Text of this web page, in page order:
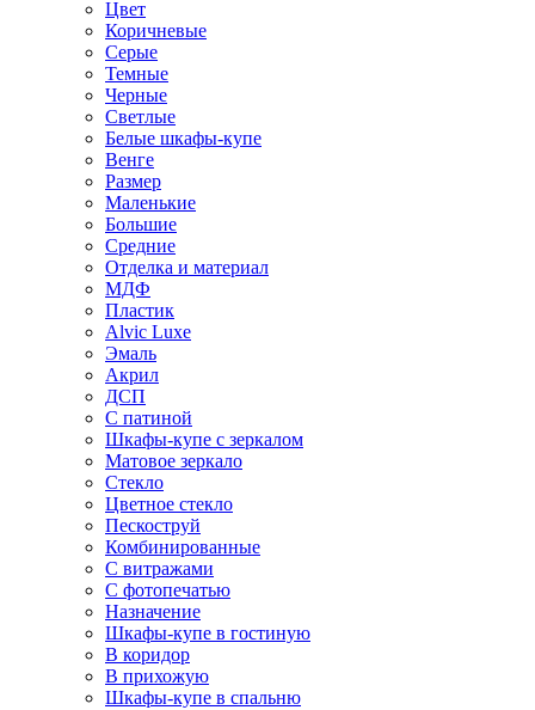
Цвет
Коричневые
Серые
Темные
Черные
Светлые
Белые шкафы-купе
Венге
Размер
Маленькие
Большие
Средние
Отделка и материал
МДФ
Пластик
Alvic Luxe
Эмаль
Акрил
ДСП
С патиной
Шкафы-купе с зеркалом
Матовое зеркало
Стекло
Цветное стекло
Пескоструй
Комбинированные
С витражами
С фотопечатью
Назначение
Шкафы-купе в гостиную
В коридор
В прихожую
Шкафы-купе в спальню